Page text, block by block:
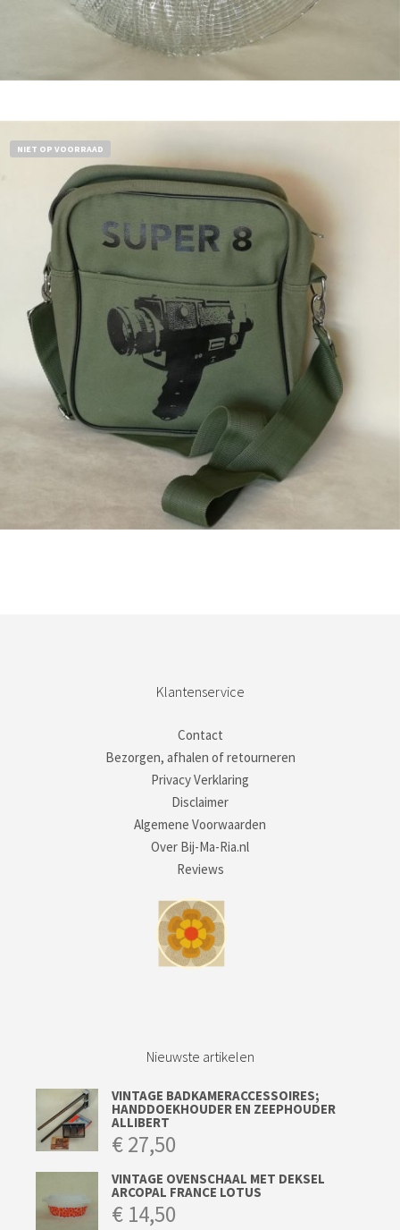
NIET OP VOORRAAD
18,50
Klantenservice
Contact
Bezorgen, afhalen of retourneren
Privacy Verklaring
Disclaimer
Algemene Voorwaarden
Over Bij-Ma-Ria.nl
Reviews
Nieuwste artikelen
VINTAGE BADKAMERACCESSOIRES;
HANDDOEKHOUDER EN ZEEPHOUDER
ALLIBERT
€27,50
VINTAGE OVENSCHAAL MET DEKSEL
ARCOPAL FRANCE LOTUS
€ 14,50